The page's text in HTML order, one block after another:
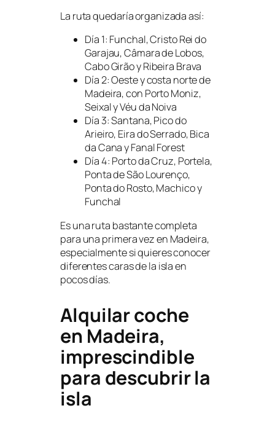
La ruta quedaría organizada así:
Día 1: Funchal, Cristo Rei do
Garajau, Câmara de Lobos,
Cabo Girão y Ribeira Brava
Día 2: Oeste y costa norte de
Madeira, con Porto Moniz,
Seixal y Véu da Noiva
Día 3: Santana, Pico do
Arieiro, Eira do Serrado, Bica
da Cana y Fanal Forest
Día 4: Porto da Cruz, Portela,
Ponta de São Lourenço,
Ponta do Rosto, Machico y
Funchal
Es una ruta bastante completa
para una primera vez en Madeira,
especialmente si quieres conocer
diferentes caras de la isla en
pocos días.
Alquilar coche
en Madeira,
imprescindible
para descubrir la
isla